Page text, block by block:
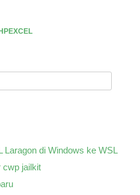
di Windows ke WSL
cwp jailkit